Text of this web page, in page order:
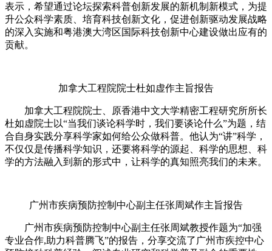
表示，希望通过论坛探索科普创新发展的新机制新模式，为提
升公众科学素质、培育科技创新文化，促进创新驱动发展战略
的深入实施和粤港澳大湾区国际科技创新中心建设做出应有的
贡献。
加拿大工程院院士杜如虚作主旨报告
加拿大工程院院士、原香港中文大学精密工程研究所所长
杜如虚院士以“当我们谈论科学时，我们要谈论什么”为题，结
合自身实践分享科学家如何给公众做科普。他认为“讲”科学，
不仅仅是传播科学知识，还要将科学的源起、科学的思想、科
学的方法融入到新的形式中，让科学的真知照亮我们的未来。
广州市疾病预防控制中心副主任张周斌作主旨报告
广州市疾病预防控制中心副主任张周斌教授作题为“加强
专业合作,助力科普腾飞”的报告，分享交流了广州市疾控中心